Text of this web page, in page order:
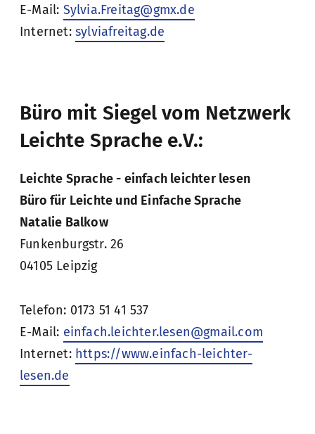
E-Mail: Sylvia.Freitag@gmx.de
Internet: sylviafreitag.de
Büro mit Siegel vom Netzwerk
Leichte Sprache e.V.:
Leichte Sprache - einfach leichter lesen
Büro für Leichte und Einfache Sprache
Natalie Balkow
Funkenburgstr. 26
04105 Leipzig
Telefon: 0173 51 41 537
E-Mail: einfach.leichter.lesen@gmail.com
Internet: https://www.einfach-leichter-
lesen.de